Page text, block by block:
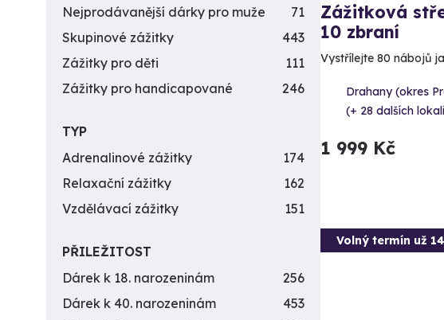
Zážitková
10 zbraní
Vystřílejte 80 nábojů
Drahany (okres
(+ 28 dalších
1 999 Kč
Volný termín už
Nejprodávanější dárky pro muže
71
Skupinové zážitky
443
Zážitky pro děti
111
Zážitky pro handicapované
246
TYP
Adrenalinové zážitky
174
Relaxační zážitky
162
Vzdělávací zážitky
151
PŘILEŽITOST
Dárek k 18. narozeninám
256
Dárek k 40. narozeninám
453